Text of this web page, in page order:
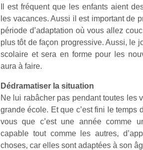
Il est fréquent que les enfants aient
les vacances. Aussi il est important de
période d’adaptation où vous allez
plus tôt de façon progressive. Aussi, le
scolaire et sera en forme pour les
aura à faire.
Dédramatiser la situation
Ne lui rabâcher pas pendant toutes les
grande école. Et que c’est fini le temps
vous que c’est une année comme
capable tout comme les autres,
choses, car elles sont adaptées à son